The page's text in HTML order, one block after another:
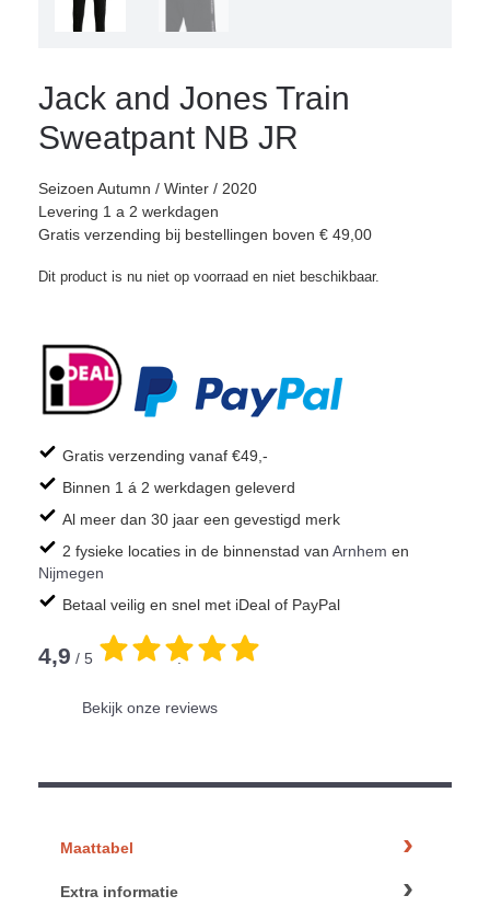
Jack and Jones Train
Sweatpant NB JR
Seizoen Autumn / Winter / 2020
Levering 1 a 2 werkdagen
Gratis verzending bij bestellingen boven € 49,00
Dit product is nu niet op voorraad en niet beschikbaar.
Gratis verzending vanaf €49,-
Binnen 1 á 2 werkdagen geleverd
Al meer dan 30 jaar een gevestigd merk
2 fysieke locaties in de binnenstad van Arnhem en
Nijmegen
Betaal veilig en snel met iDeal of PayPal
4,9 / 5 .
Bekijk onze reviews
Maattabel
Extra informatie